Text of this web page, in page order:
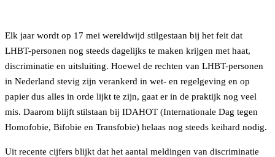
Elk jaar wordt op 17 mei wereldwijd stilgestaan bij het feit dat
LHBT-personen nog steeds dagelijks te maken krijgen met haat,
discriminatie en uitsluiting. Hoewel de rechten van LHBT-personen
in Nederland stevig zijn verankerd in wet- en regelgeving en op
papier dus alles in orde lijkt te zijn, gaat er in de praktijk nog veel
mis. Daarom blijft stilstaan bij IDAHOT (Internationale Dag tegen
Homofobie, Bifobie en Transfobie) helaas nog steeds keihard nodig.
Uit recente cijfers blijkt dat het aantal meldingen van discriminatie